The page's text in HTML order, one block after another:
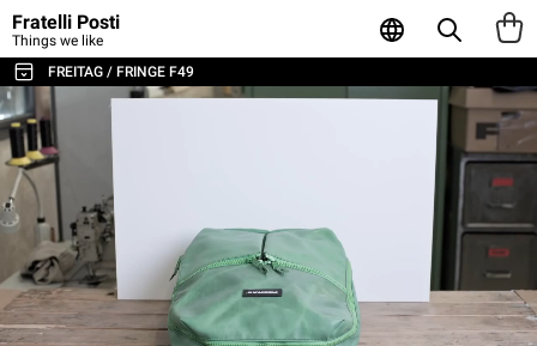
Fratelli Posti
Things we like
FREITAG / FRINGE F49
ALL THE BAGS & ACCESSORIES
SHOULDER BAGS / MESSENGER
BACKPACKS
SPORT & TRAVEL
LAPTOP & BUSINESS BAGS
TOTE & SHOPPER